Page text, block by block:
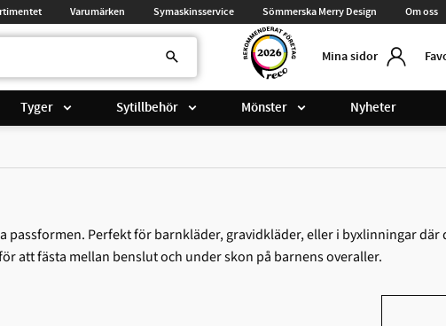
Varumärken Symaskinsservice Sömmerska Merry Design Om oss
Mina sidor
Tyger Sytillbehör Mönster Nyheter
Perfekt för barnkläder, gravidkläder, eller i byxlinningar där
att fästa mellan benslut och under skon på barnens overaller.